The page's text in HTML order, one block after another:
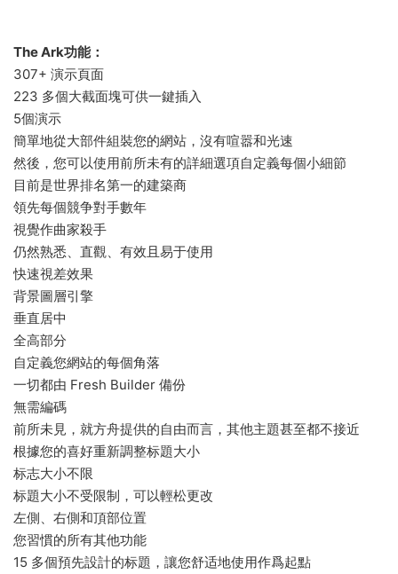
The Ark功能：
307+ 演示頁面
223 多個大截面塊可供一鍵插入
5個演示
簡單地從大部件組裝您的網站，沒有喧嚣和光速
然後，您可以使用前所未有的詳細選項自定義每個小細節
目前是世界排名第一的建築商
領先每個競争對手數年
視覺作曲家殺手
仍然熟悉、直觀、有效且易于使用
快速視差效果
背景圖層引擎
垂直居中
全高部分
自定義您網站的每個角落
一切都由 Fresh Builder 備份
無需編碼
前所未見，就方舟提供的自由而言，其他主題甚至都不接近
根據您的喜好重新調整标題大小
标志大小不限
标題大小不受限制，可以輕松更改
左側、右側和頂部位置
您習慣的所有其他功能
15 多個預先設計的标題，讓您舒适地使用作爲起點